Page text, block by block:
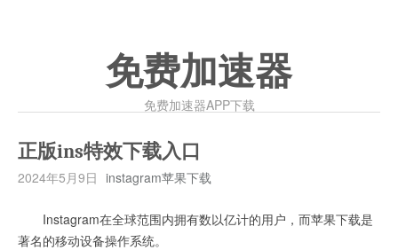
免费加速器
免费加速器APP下载
正版ins特效下载入口
2024年5月9日 instagram苹果下载
Instagram在全球范围内拥有数以亿计的用户，而苹果下载是
著名的移动设备操作系统。